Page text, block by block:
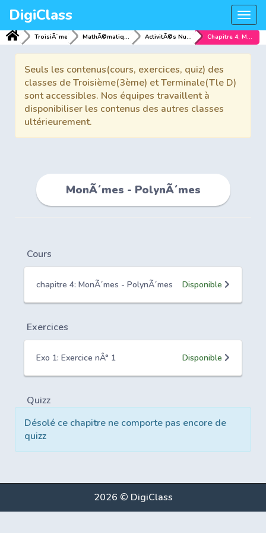
DigiClass
TroisiÃ¨me MathÃ©matiques ActivitÃ©s NumÃ©riques Chapitre 4: MonÃ´mes - PolynÃ´mes
Seuls les contenus(cours, exercices, quiz) des
classes de Troisième(3ème) et Terminale(Tle D)
sont accessibles. Nos équipes travaillent à
disponibiliser les contenus des autres classes
ultérieurement.
MonÃ´mes - PolynÃ´mes
Cours
chapitre 4: MonÃ´mes - PolynÃ´mes Disponible
Exercices
Exo 1: Exercice nÂ° 1 Disponible
Quizz
Désolé ce chapitre ne comporte pas encore de
quizz
2026 © DigiClass